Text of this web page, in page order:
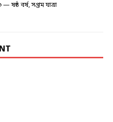
ষষ্ঠ বর্ষ, সপ্তম যাত্রা